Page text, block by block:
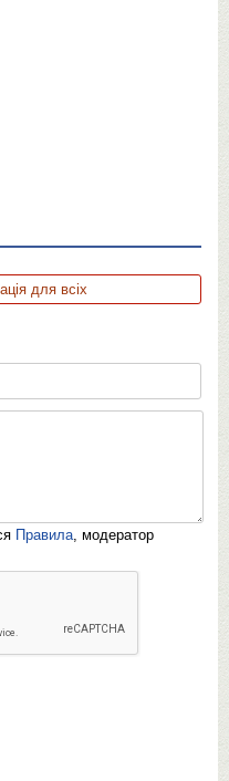
для всіх
Правила , модератор